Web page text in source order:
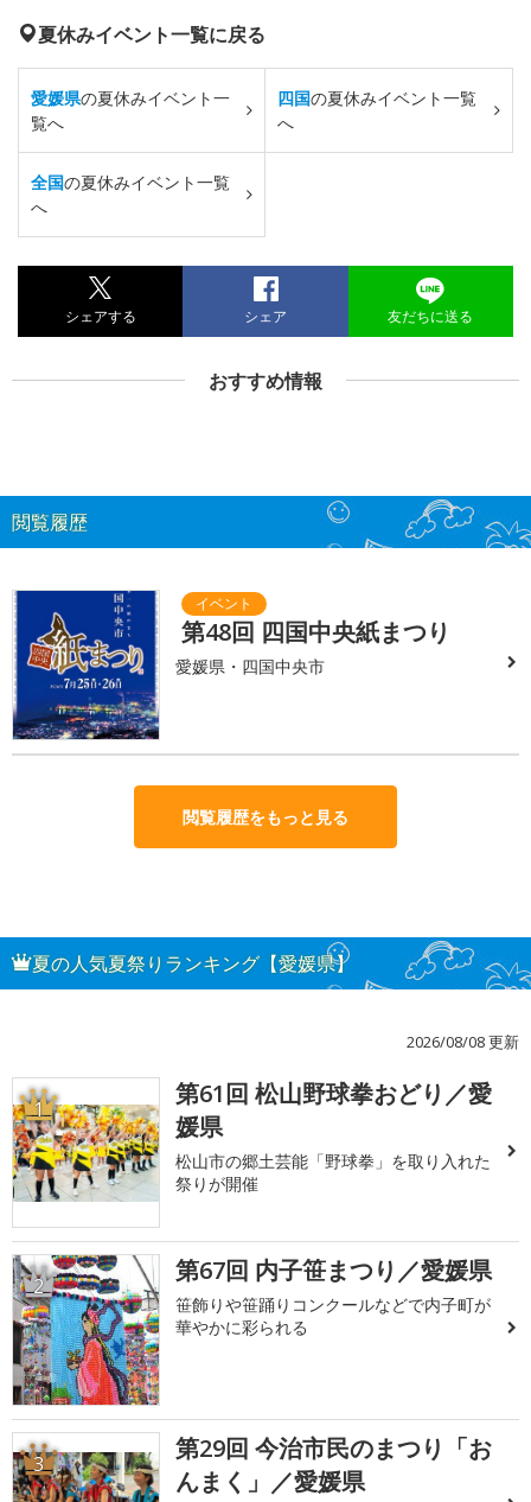
夏休みイベント一覧に戻る
愛媛県の夏休みイベント一
覧へ
四国の夏休みイベント一覧
へ
全国の夏休みイベント一覧
へ
シェアする シェア 友だちに送る
おすすめ情報
閲覧履歴
第48回 四国中央紙まつり
愛媛県・四国中央市
閲覧履歴をもっと見る
夏の人気夏祭りランキング【愛媛県】
2026/08/08 更新
1
第61回 松山野球拳おどり／愛
媛県
松山市の郷土芸能「野球拳」を取り入れた
祭りが開催
2 第67回 内子笹まつり／愛媛県
笹飾りや笹踊りコンクールなどで内子町が
華やかに彩られる
3
第29回 今治市民のまつり「お
んまく」／愛媛県